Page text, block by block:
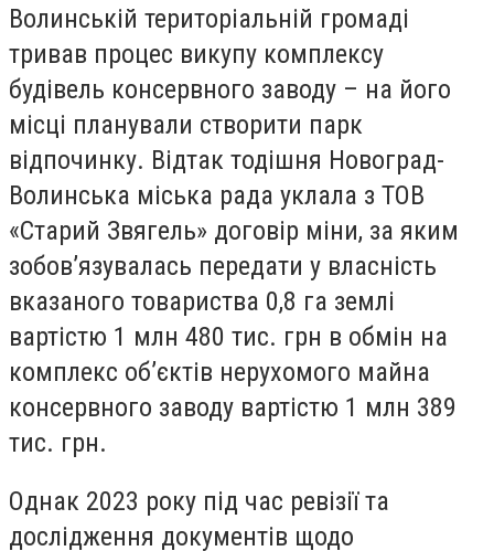
Волинській територіальній громаді
тривав процес викупу комплексу
будівель консервного заводу – на його
місці планували створити парк
відпочинку. Відтак тодішня Новоград-
Волинська міська рада уклала з ТОВ
«Старий Звягель» договір міни, за яким
зобов’язувалась передати у власність
вказаного товариства 0,8 га землі
вартістю 1 млн 480 тис. грн в обмін на
комплекс об’єктів нерухомого майна
консервного заводу вартістю 1 млн 389
тис. грн.
Однак 2023 року під час ревізії та
дослідження документів щодо